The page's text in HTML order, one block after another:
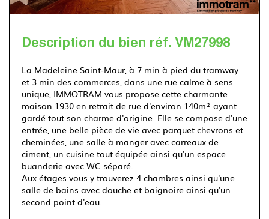
Description du bien réf. VM27998
La Madeleine Saint-Maur, à 7 min à pied du tramway
et 3 min des commerces, dans une rue calme à sens
unique, IMMOTRAM vous propose cette charmante
maison 1930 en retrait de rue d'environ 140m² ayant
gardé tout son charme d'origine. Elle se compose d'une
entrée, une belle pièce de vie avec parquet chevrons et
cheminées, une salle à manger avec carreaux de
ciment, un cuisine tout équipée ainsi qu'un espace
buanderie avec WC séparé.
Aux étages vous y trouverez 4 chambres ainsi qu'une
salle de bains avec douche et baignoire ainsi qu'un
second point d'eau.